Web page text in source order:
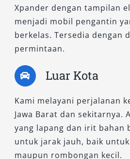
tampilan SUV tangguh.
ingin berkendara ke daerah
jalanan bergelombang.
memberikan sensasi
7. Xpander Cross CVT
Varian SUV bergaya
transmisi otomatis,
sekaligus tampilan gagah.
rental bulanan, keperluan
Xpander dengan tampilan
menjadi mobil pengantin
berkelas. Tersedia dengan
permintaan.
Luar Kota
Kami melayani perjalanan
Jawa Barat dan sekitarnya.
yang lapang dan irit bahan
untuk jarak jauh, baik
maupun rombongan kecil.